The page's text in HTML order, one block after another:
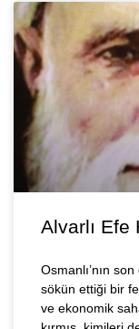
Alvarlı Efe
Osmanlı’nın
sökün ettiği bir
ve ekonomik